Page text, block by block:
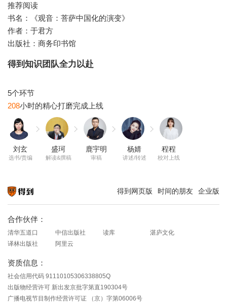
推荐阅读
书名：《观音：菩萨中国化的演变》
作者：于君方
出版社：商务印书馆
得到知识团队全力以赴
208
刘玄
选书/责编
盛珂
解读&撰稿
鹿宇明
审稿
杨婧
讲述/转述
程程
校对上线
得到网页版 时间的朋友 企业版
合作伙伴：
清华五道口 中信出版社 读库
湛庐文化
译林出版社
阿里云
资质信息：
社会信用代码 91110105306338805Q
出版物经营许可 新出发京批字第直190304号
广播电视节目制作经营许可证 （京）字第06006号